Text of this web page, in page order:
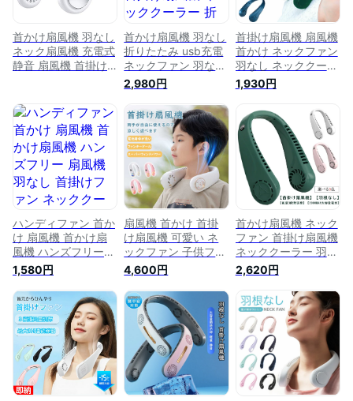
首かけ扇風機 羽なし
ネック扇風機 充電式
静音 扇風機 首掛け
却 ハンズフリーファ
ン USB充電式 熱中
症対策 軽量 サンコ
ーネッククーラー(ホ
ワイト)
首かけ扇風機 羽なし
折りたたみ usb充電
ネックファン 羽なし
首掛け扇風機 ネック
クーラー 折り畳み
おすすめ 軽量 ハン
ディ 扇風機 ネック
クーラー 扇風機 首
かけ 羽なし 大人
usb充電 熱中症対策
羽なし 大容量 送風
機 首掛けファン 3段
階風量調節
2,980円
首掛け扇風機 扇風機
首かけ ネックファン
羽なし ネッククーラ
ー オシャレ 軽い 携
帯扇風機 冷却 熱中
症対策 ハンズフリー
首掛け ハンディーフ
ァン USB充電式 ネ
ックファン ポータブ
ルファン 首かけ 3段
階風量調節
1,930円
ハンディファン 首か
け 扇風機 首かけ扇
風機 ハンズフリー
扇風機 羽なし 首掛
けファン ネッククー
ラー 軽量 扇風機 ポ
ータブル ハンズフリ
ー 3段階風量調節 ネ
ックファン 冷却プレ
ート 静音 小型 ミニ
扇風機 卓上扇風機
360° USB充電式
1,580円
扇風機 首かけ 首掛
け扇風機 可愛い ネ
ックファン 子供ファ
ン 子供ネックファン
羽なし 携帯 扇風機
usb 充電式 ハンズフ
リー ネッククーラー
首掛け ファン 暑さ
対策 熱中症対策 キ
ャンプ アウトドア
4,600円
首かけ扇風機 ネック
ファン 首掛け扇風機
ネッククーラー 羽な
し扇風機 静音 風力3
段階調整 軽量
2000mAh 充電式 携
帯扇風機 首掛けクー
ラー 首掛けファン
プレゼント ネック扇
風機 首かけ 首掛け
羽根なし ハンズフリ
ー 長時間 熱中症 暑
さ対策 扇風機
2,620円